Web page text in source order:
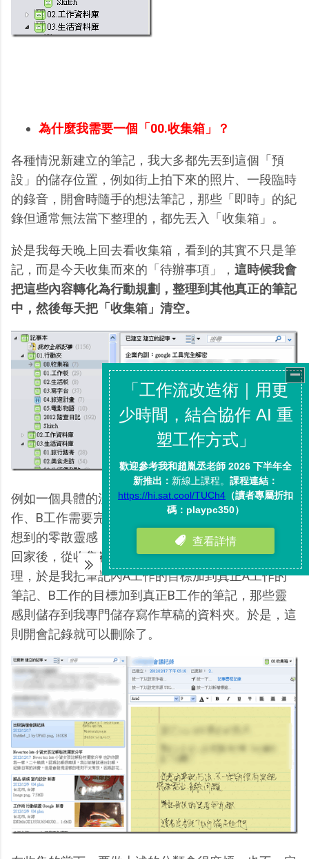
為什麼我需要一個「00.收集箱」？
各種情況新建立的筆記，我大多都先丟到這個「預
設」的儲存位置，例如街上拍下來的照片、一段臨時
的錄音，開會時隨手的想法筆記，那些「即時」的紀
錄但通常無法當下整理的，都先丟入「收集箱」。
於是我每天晚上回去看收集箱，看到的其實不只是筆
記，而是今天收集而來的「待辦事項」， 這時候我會
把這些內容轉化為行動規劃，整理到其他真正的筆記
中，然後每天把「收集箱」清空。
例如一個具體的流程會像是這樣：開會時記錄了A工
作、B工作需要完成的目標，還有一些一邊開會一邊
想到的零散靈感，這則開會記錄先丟在收集箱。晚上
回家後，從收集箱裡看到還有一則開會記錄尚未處
理，於是我把筆記內A工作的目標加到真正A工作的
筆記、B工作的目標加到真正B工作的筆記，那些靈
感則儲存到我專門儲存寫作草稿的資料夾。於是，這
則開會記錄就可以刪除了。